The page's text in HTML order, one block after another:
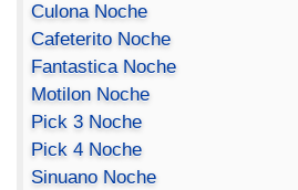
Culona Noche
Cafeterito Noche
Fantastica Noche
Motilon Noche
Pick 3 Noche
Pick 4 Noche
Sinuano Noche